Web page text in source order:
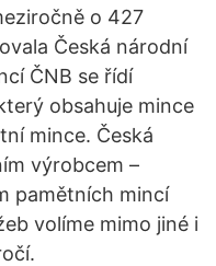
o 427
Česká národní
ČNB se řídí
obsahuje mince
mince. Česká
výrobcem –
pamětních mincí
volíme mimo jiné i